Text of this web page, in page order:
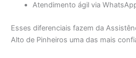
Atendimento ágil via
Esses diferenciais fazem da
Alto de Pinheiros uma das mais